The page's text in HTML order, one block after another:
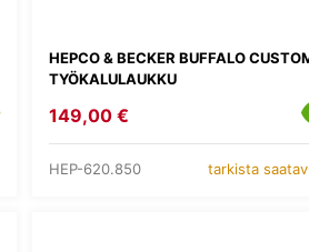
HEPCO & BECKER BUFFALO
TYÖKALULAUKKU
149,00 €
HEP-620.850 tarkista